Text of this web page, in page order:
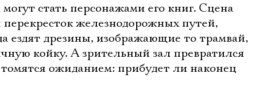
стать персонажами его книг. Сцена
перекресток железнодорожных путей,
ездят дрезины, изображающие то трамвай,
койку. А зрительный зал превратился
томятся ожиданием: прибудет ли наконец